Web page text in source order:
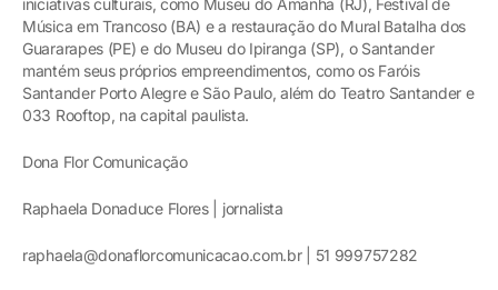
Música em Trancoso (BA) e a restauração do Mural Batalha dos
Guararapes (PE) e do Museu do Ipiranga (SP), o Santander
mantém seus próprios empreendimentos, como os Faróis
Santander Porto Alegre e São Paulo, além do Teatro Santander e
033 Rooftop, na capital paulista.
Dona Flor Comunicação
Raphaela Donaduce Flores | jornalista
raphaela@donaflorcomunicacao.com.br | 51 999757282